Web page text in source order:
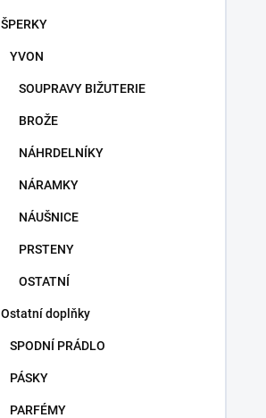
ŠPERKY
YVON
SOUPRAVY BIŽUTERIE
BROŽE
NÁHRDELNÍKY
NÁRAMKY
NÁUŠNICE
PRSTENY
OSTATNÍ
Ostatní doplňky
SPODNÍ PRÁDLO
PÁSKY
PARFÉMY